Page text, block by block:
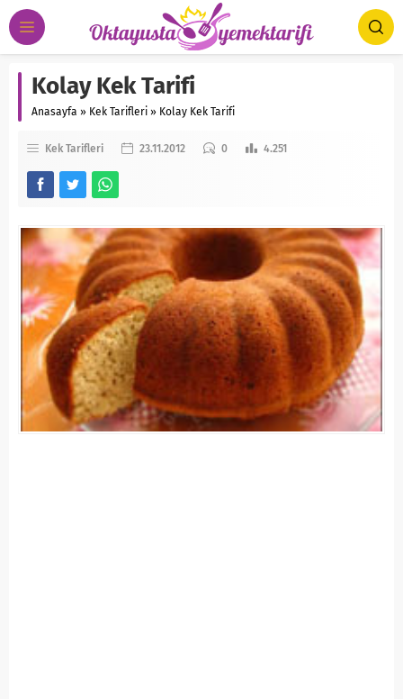
Kolay Kek Tarifi
Anasayfa » Kek Tarifleri » Kolay Kek Tarifi
Kek Tarifleri 23.11.2012 0 4.251